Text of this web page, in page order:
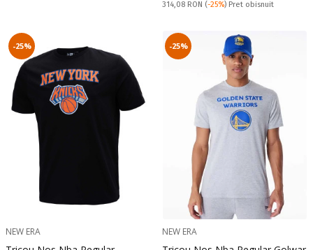
Pret obisnuit:
314,08 RON (-25%) Pret obisnuit
-25%
NEW ERA
-25%
NEW ERA